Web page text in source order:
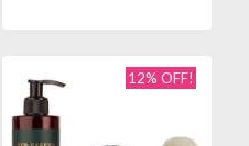
12% OFF!